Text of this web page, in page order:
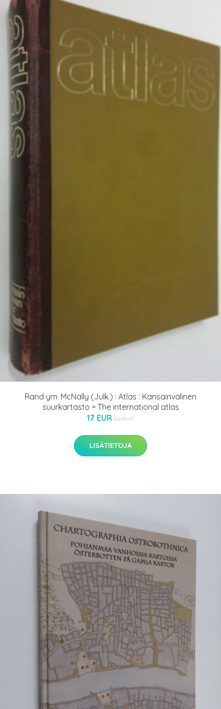
Rand ym. McNally (Julk.) : Atlas : Kansainvälinen
suurkartasto = The international atlas
17 EUR 22 EUR
LISÄTIETOJA